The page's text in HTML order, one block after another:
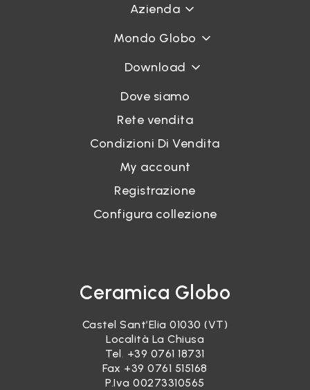
Azienda
Mondo Globo
Download
Dove siamo
Rete vendita
Condizioni Di Vendita
My account
Registrazione
Configura collezione
Ceramica Globo
Castel Sant’Elia 01030 (VT)
Località La Chiusa
Tel. +39 0761 18731
Fax +39 0761 515168
P.Iva 00273310565